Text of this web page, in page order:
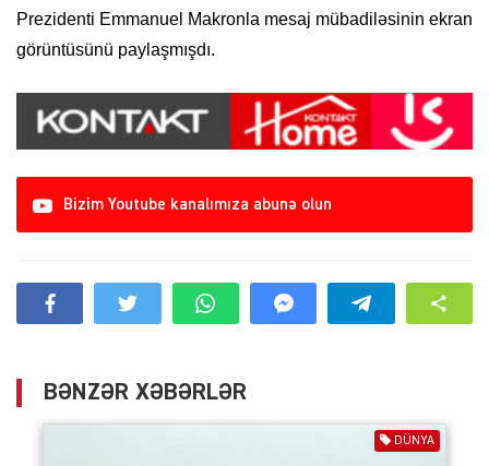
Prezidenti Emmanuel Makronla mesaj mübadiləsinin ekran
görüntüsünü paylaşmışdı.
Bizim Youtube kanalımıza abunə olun
BƏNZƏR XƏBƏRLƏR
DÜNYA